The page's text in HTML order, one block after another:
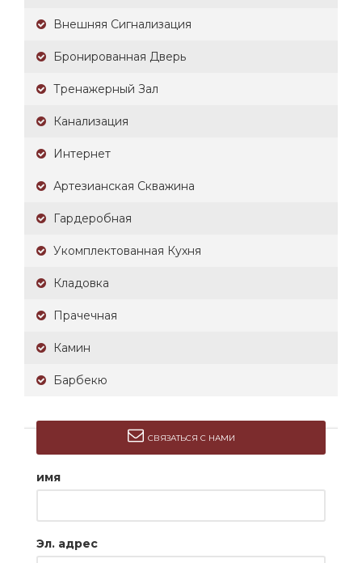
Внешняя Сигнализация
Бронированная Дверь
Тренажерный Зал
Канализация
Интернет
Артезианская Скважина
Гардеробная
Укомплектованная Кухня
Кладовка
Прачечная
Камин
Барбекю
СВЯЗАТЬСЯ С НАМИ
имя
Эл. адрес